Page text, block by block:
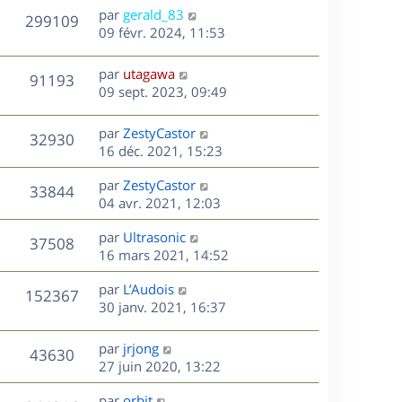
e
s
n
i
r
m
e
s
s
a
g
e
299109V
u
s
D
e
i
e
r
m
e
s
a
e
par gerald_83
09 févr. 2024, 11:53
91193V
u
e
D
e
i
e
r
m
e
s
s
a
g
e
par utagawa
09 sept. 2023, 09:49
32930V
u
s
D
e
r
n
i
e
r
m
e
s
s
a
g
e
par ZestyCastor
16 déc. 2021, 15:23
33844V
u
e
s
D
e
r
n
i
e
r
m
e
s
s
a
par ZestyCastor
04 avr. 2021, 12:03
37508V
u
e
D
e
r
n
i
r
m
e
s
par Ultrasonic
16 mars 2021, 14:52
152367V
u
D
e
i
e
r
par L’Audois
30 janv. 2021, 16:37
43630V
u
D
e
r
par jrjong
27 juin 2020, 13:22